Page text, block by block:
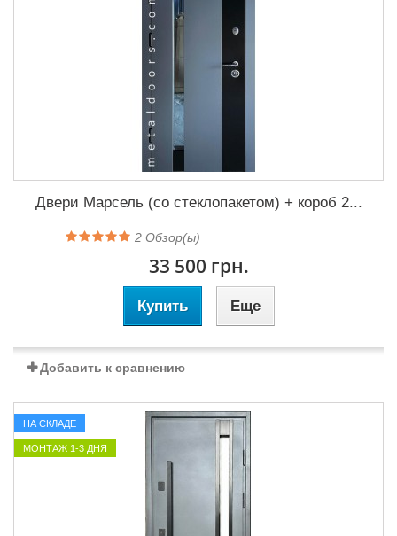
Двери Марсель (со стеклопакетом) + короб 2...
2 Обзор(ы)
33 500 грн.
Купить Еще
Добавить к сравнению
НА СКЛАДЕ
МОНТАЖ 1-3 ДНЯ